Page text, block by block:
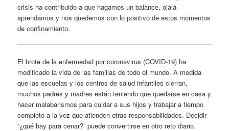
crisis ha contribuido a que hagamos un balance, ojalá
aprendamos y nos quedemos con lo positivo de estos momentos
de confinamiento.
El brote de la enfermedad por coronavirus (COVID-19) ha
modificado la vida de las familias de todo el mundo. A medida
que las escuelas y los centros de salud infantiles cierran,
muchos padres y madres están teniendo que quedarse en casa y
hacer malabarismos para cuidar a sus hijos y trabajar a tiempo
completo a la vez que atienden otras responsabilidades. Decidir
“¿qué hay para cenar?” puede convertirse en otro reto diario.